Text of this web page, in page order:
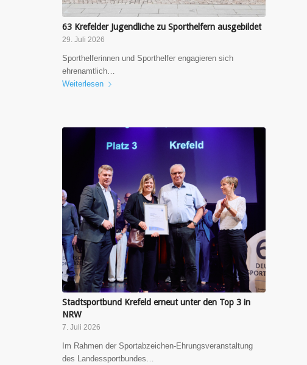
63 Krefelder Jugendliche zu Sporthelfern ausgebildet
29. Juli 2026
Sporthelferinnen und Sporthelfer engagieren sich
ehrenamtlich…
Weiterlesen
Stadtsportbund Krefeld erneut unter den Top 3 in
NRW
7. Juli 2026
Im Rahmen der Sportabzeichen-Ehrungsveranstaltung
des Landessportbundes…